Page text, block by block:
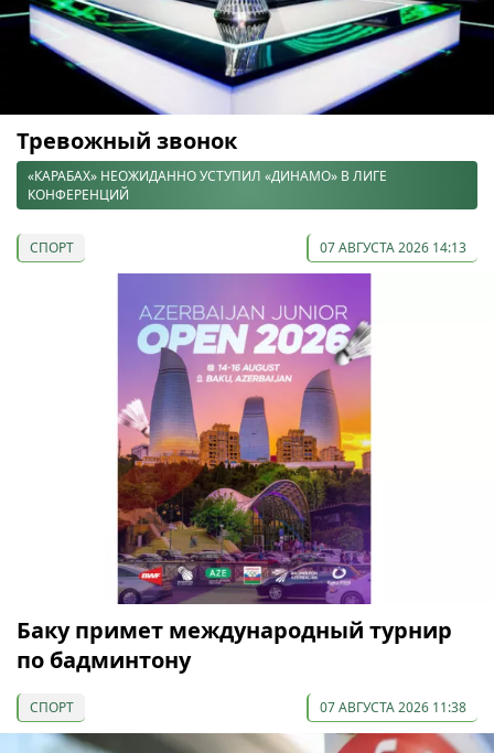
Тревожный звонок
«КАРАБАХ» НЕОЖИДАННО УСТУПИЛ «ДИНАМО» В ЛИГЕ
КОНФЕРЕНЦИЙ
СПОРТ 07 АВГУСТА 2026 14:13
Баку примет международный турнир
по бадминтону
СПОРТ 07 АВГУСТА 2026 11:38